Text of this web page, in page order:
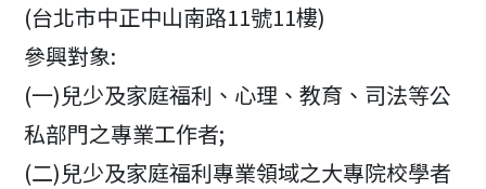
(台北市中正中山南路11號11樓)
參興對象:
(一)兒少及家庭福利、心理、教育、司法等公
私部門之專業工作者;
(二)兒少及家庭福利專業領域之大專院校學者